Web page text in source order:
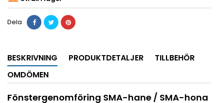
Dela
BESKRIVNING PRODUKTDETALJER
TILLBEHÖR
OMDÖMEN
Fönstergenomföring SMA-hane / SMA-hona